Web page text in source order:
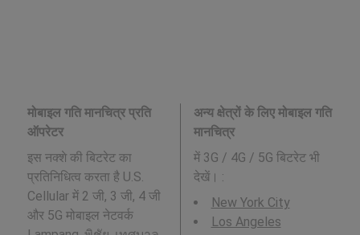
मोबाइल गति मानचित्र प्रति
ऑपरेटर
इस नक्शे की बिटरेट का
प्रतिनिधित्व करता है U.S.
Cellular में 2 जी, 3 जी, 4 जी
और 5G मोबाइल नेटवर्क
अन्य क्षेत्रों के लिए मोबाइल गति
मानचित्र
में 3G / 4G / 5G बिटरेट भी
देखें। :
New York City
Los Angeles